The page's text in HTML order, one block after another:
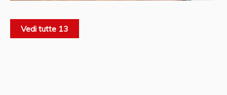
Vedi tutte 13